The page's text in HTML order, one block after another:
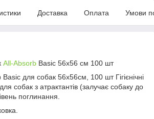
Доставка Оплата Умови
All-Absorb Basic 56х56 см 100 шт
для собак 56х56см, 100 шт Гігієнічні
собак з атрактантів (залучає собаку до
поглинання.